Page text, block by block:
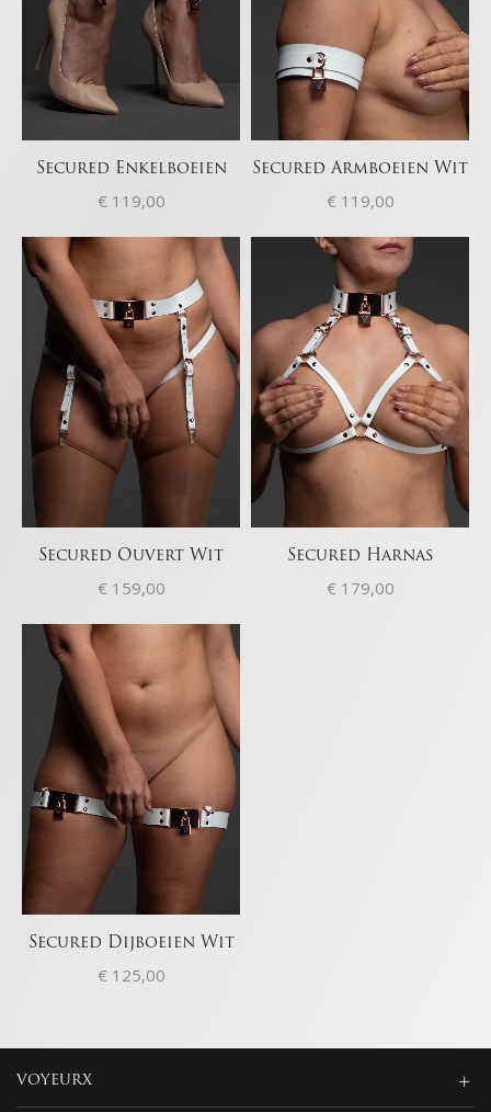
Secured Enkelboeien
€ 119,00
Secured Armboeien Wit
€119,00
Secured Ouvert Wit
€ 159,00
Secured Harnas
€179,00
Secured Dijboeien Wit
€125,00
VOYEURX